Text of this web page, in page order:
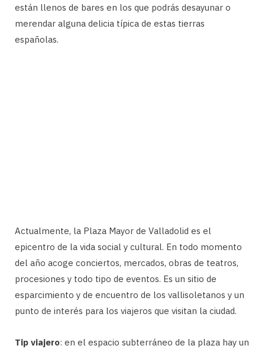
están llenos de bares en los que podrás desayunar o
merendar alguna delicia típica de estas tierras
españolas.
Actualmente, la Plaza Mayor de Valladolid es el
epicentro de la vida social y cultural. En todo momento
del año acoge conciertos, mercados, obras de teatros,
procesiones y todo tipo de eventos. Es un sitio de
esparcimiento y de encuentro de los vallisoletanos y un
punto de interés para los viajeros que visitan la ciudad.
Tip viajero: en el espacio subterráneo de la plaza hay un